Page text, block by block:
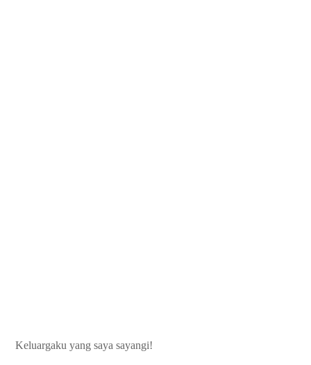
Keluargaku yang saya sayangi!